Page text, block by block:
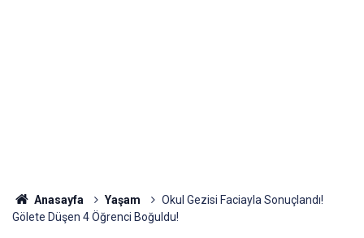
Anasayfa Yaşam
Okul Gezisi Faciayla Sonuçlandı!
Gölete Düşen 4 Öğrenci Boğuldu!